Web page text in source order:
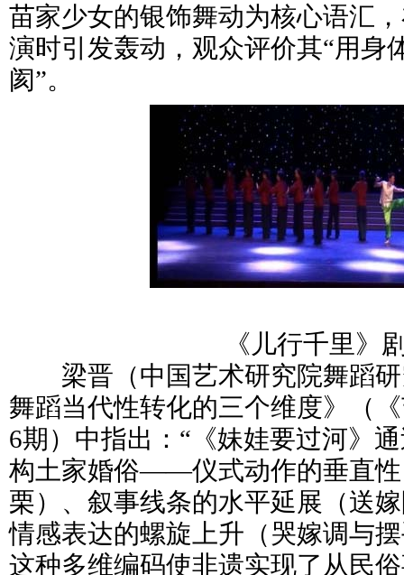
苗家少女的银饰舞动为核心语汇
演时引发轰动，观众评价其“用身
阂”。
《儿行千里》
梁晋（中国艺术研究院舞蹈研
舞蹈当代性转化的三个维度》（
6期）中指出：“《妹娃要过河》
构土家婚俗——仪式动作的垂直性
栗）、叙事线条的水平延展（送
情感表达的螺旋上升（哭嫁调与
这种多维编码使非遗实现了从民